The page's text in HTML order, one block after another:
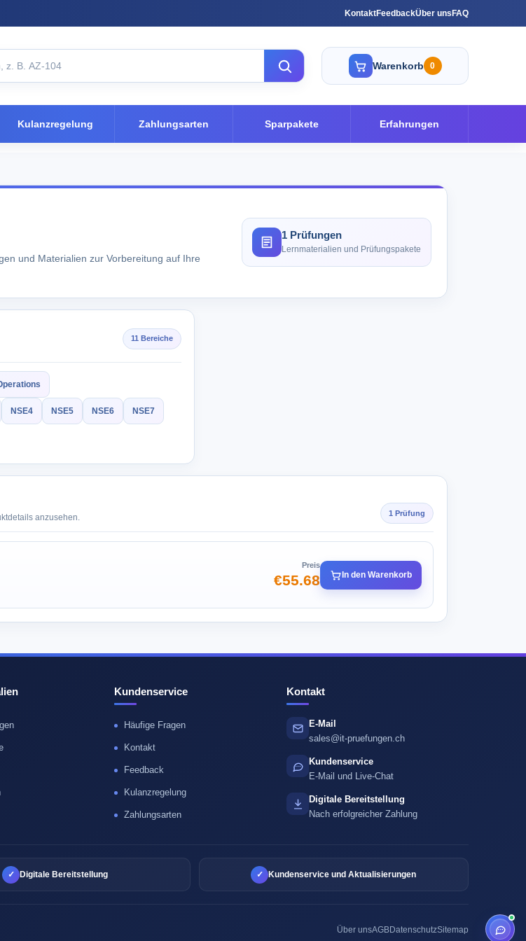
KontaktFeedbackÜber uns FAQ
Warenkorb 0
Kulanzregelung Zahlungsarten Sparpakete Erfahrungen
und Materialien zur Vorbereitung auf Ihre
1 Prüfungen
Lernmaterialien und Prüfungspakete
11 Bereiche
NSE4 NSE5 NSE6 NSE7
anzusehen. 1 Prüfung
Preis
€55.68 In den Warenkorb
Kundenservice
Häufige Fragen
Kontakt
Feedback
Kulanzregelung
Zahlungsarten
Kontakt
E-Mail
sales@it-pruefungen.ch
Kundenservice
E-Mail und Live-Chat
Digitale Bereitstellung
Nach erfolgreicher Zahlung
✓ Digitale Bereitstellung ✓ Kundenservice und Aktualisierungen
Über unsAGBDatenschutzSitemap